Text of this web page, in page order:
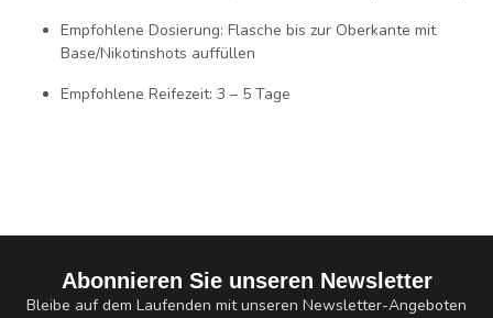
Empfohlene Dosierung: Flasche bis zur Oberkante mit
Base/Nikotinshots auffüllen
Empfohlene Reifezeit: 3 – 5 Tage
Abonnieren Sie unseren Newsletter
Bleibe auf dem Laufenden mit unseren Newsletter-Angeboten